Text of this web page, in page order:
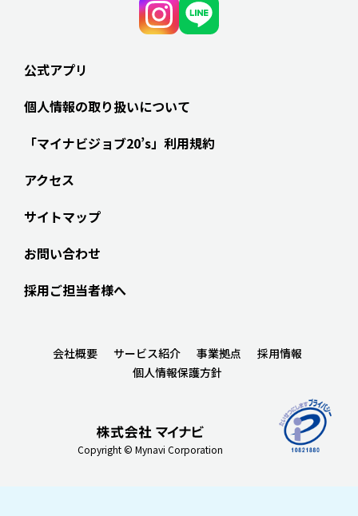
公式アプリ
個人情報の取り扱いについて
「マイナビジョブ20’s」利用規約
アクセス
サイトマップ
お問い合わせ
採用ご担当者様へ
Copyright © Mynavi Corporation
会社概要 サービス紹介 事業拠点
採用情報
個人情報保護方針